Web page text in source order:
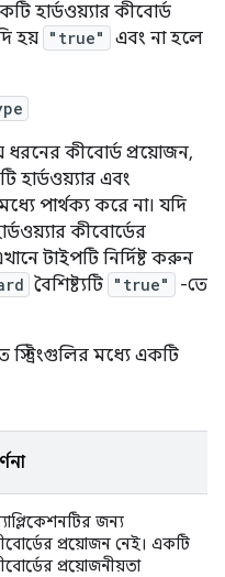
হার্ডওয়্যার কীবোর্ড
হয় "true" এবং না হলে
ধরনের কীবোর্ড প্রয়োজন,
হার্ডওয়্যার এবং
পার্থক্য করে না। যদি
কীবোর্ডের
টাইপটি নির্দিষ্ট করুন
বৈশিষ্ট্যটি "true"
-তে
স্ট্রিংগুলির মধ্যে একটি
জন্য
প্রয়োজন নেই। একটি
প্রয়োজনীয়তা